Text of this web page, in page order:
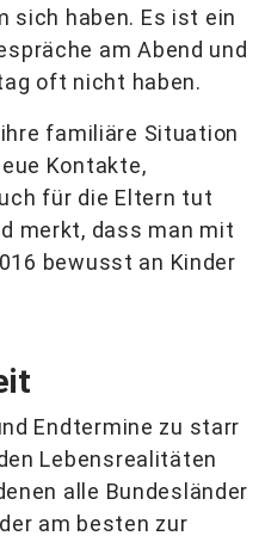
sich haben. Es ist ein
am Abend und
oft nicht haben.
familiäre Situation
Kontakte,
für die Eltern tut
merkt, dass man mit
bewusst an Kinder
Endtermine zu starr
Lebensrealitäten
alle Bundesländer
am besten zur